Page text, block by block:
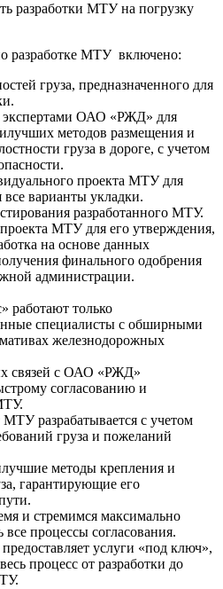
разработки МТУ на погрузку
разработке МТУ включено:
груза, предназначенного для
экспертами ОАО «РЖД» для
методов размещения и
груза в дороге, с учетом
проекта МТУ для
все варианты укладки.
разработанного МТУ.
МТУ для его утверждения,
на основе данных
финального одобрения
администрации.
работают только
специалисты с обширными
железнодорожных
связей с ОАО «РЖД»
согласованию и
разрабатывается с учетом
груза и пожеланий
методы крепления и
гарантирующие его
и стремимся максимально
все процессы согласования.
услуги «под ключ»,
процесс от разработки до